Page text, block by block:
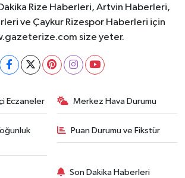
Rize Haberleri, Artvin Haberleri,
ve Çaykur Rizespor Haberleri için
size yeter.
Eczaneler Merkez Hava Durumu
Puan Durumu ve Fikstür
Son Dakika Haberleri